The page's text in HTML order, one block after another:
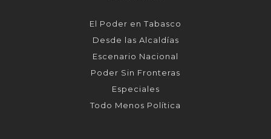
El Poder en Tabasco
Desde las Alcaldías
Escenario Nacional
Poder Sin Fronteras
Especiales
Todo Menos Política